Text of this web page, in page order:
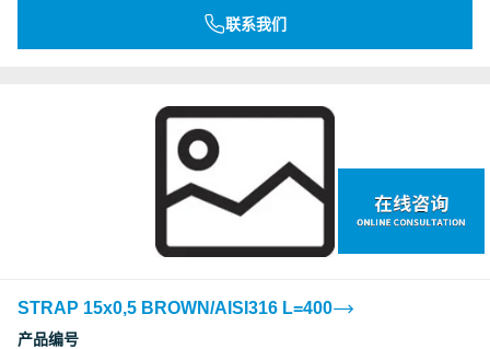
联系我们
STRAP 15x0,5 BROWN/AISI316 L=400
产品编号